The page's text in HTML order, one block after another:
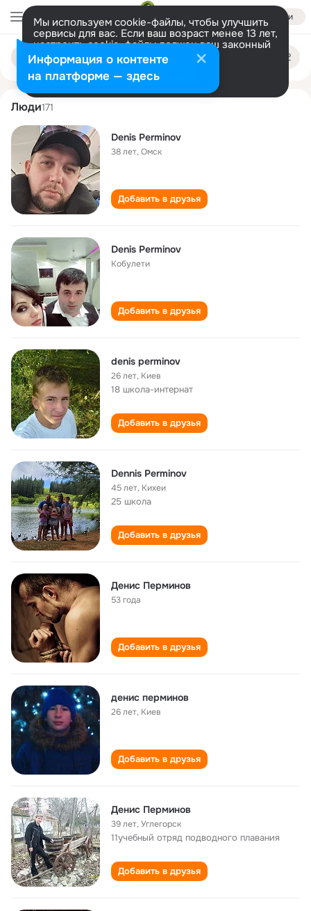
Войти
Мы используем cookie-файлы, чтобы улучшить
сервисы для вас. Если ваш возраст менее 13 лет,
настроить cookie-файлы должен ваш законный
представитель. Больше информации
Разрешить все Настроить
Поиск
людям
denis perminov
Люди171
Denis Perminov
38 лет,Омск
Добавить в друзья
Denis Perminov
Кобулети
Добавить в друзья
denis perminov
26 лет, Киев
18 школа-интернат
Добавить в друзья
Dennis Perminov
45 лет, Кихеи
25 школа
Добавить в друзья
Денис Перминов
53 года
Добавить в друзья
денис перминов
26 лет, Киев
Добавить в друзья
Денис Перминов
39 лет,Углегорск
11учебный отряд подводного плавания
Добавить в друзья
Информация о контенте
на платформе — здесь